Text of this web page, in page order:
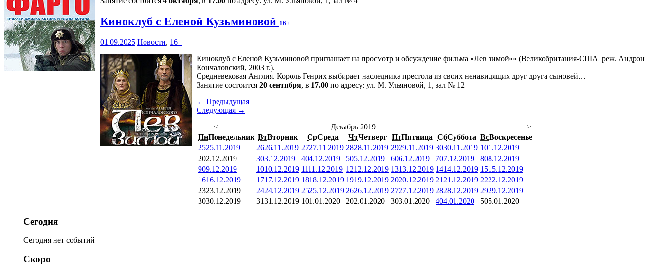
Киноклуб с Еленой Кузьминовой 16+
01.09.2025 Новости, 16+
Киноклуб с Еленой Кузьминовой приглашает на просмотр и обсуждение фильма «Лев зимой»» (Великобритания-США, реж. Андрон
Кончаловский, 2003 г.).
Средневековая Англия. Король Генрих выбирает наследника престола из своих ненавидящих друг друга сыновей…
Занятие состоится 20 сентября, в 17.00 по адресу: ул. М. Ульяновой, 1, зал № 12
← Предыдущая
Следующая →
<
Декабрь 2019
>
ПнПонедельник ВтВторник СрСреда ЧтЧетверг ПтПятница СбСуббота ВсВоскресенье
2525.11.2019 2626.11.2019 2727.11.2019 2828.11.2019 2929.11.2019 3030.11.2019 101.12.2019
202.12.2019 303.12.2019 404.12.2019 505.12.2019 606.12.2019 707.12.2019 808.12.2019
909.12.2019 1010.12.2019 1111.12.2019 1212.12.2019 1313.12.2019 1414.12.2019 1515.12.2019
1616.12.2019 1717.12.2019 1818.12.2019 1919.12.2019 2020.12.2019 21 21.12.2019 2222.12.2019
2323.12.2019 2424.12.2019 2525.12.2019 2626.12.2019 2727.12.2019 2828.12.2019 2929.12.2019
3030.12.2019 3131.12.2019 101.01.2020 202.01.2020 303.01.2020 404.01.2020 505.01.2020
Сегодня
Сегодня нет событий
Скоро